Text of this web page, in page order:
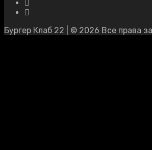
Бургер Клаб 22 | © 2026 Все права